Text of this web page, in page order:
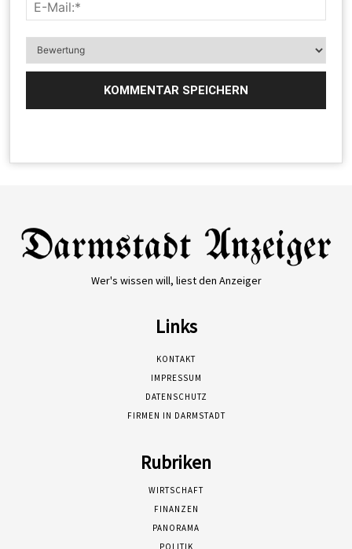
Wer's wissen will, liest den Anzeiger
Links
KONTAKT
IMPRESSUM
DATENSCHUTZ
FIRMEN IN DARMSTADT
Rubriken
WIRTSCHAFT
FINANZEN
PANORAMA
POLITIK